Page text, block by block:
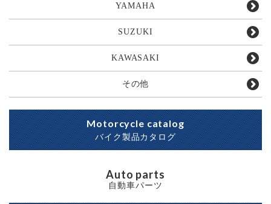
YAMAHA
SUZUKI
KAWASAKI
その他
Motorcycle catalog
バイク製品カタログ
Auto parts
自動車パーツ